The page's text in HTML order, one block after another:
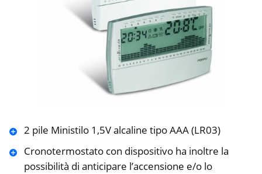
2 pile Ministilo 1,5V alcaline tipo AAA (LR03)
Cronotermostato con dispositivo ha inoltre la
possibilità di anticipare l’accensione e/o lo